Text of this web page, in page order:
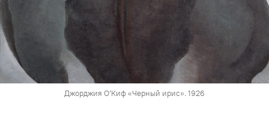
Джорджия О’Киф «Черный ирис». 1926